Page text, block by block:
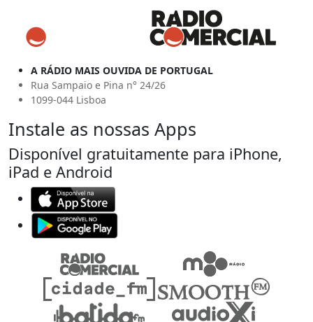
A RÁDIO MAIS OUVIDA DE PORTUGAL
Rua Sampaio e Pina n° 24/26
1099-044 Lisboa
Instale as nossas Apps
Disponível gratuitamente para iPhone,
iPad e Android